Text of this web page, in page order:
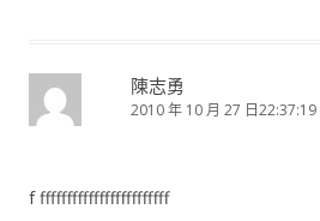
陳志勇
2010 年 10 月 27 日22:37:19
f ffffffffffffffffffffffff